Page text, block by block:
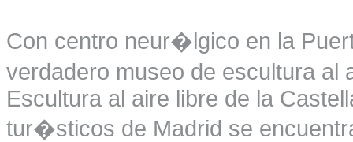
Con centro neur�lgico en la
verdadero museo de escultura
Escultura al aire libre de la
tur�sticos de Madrid se